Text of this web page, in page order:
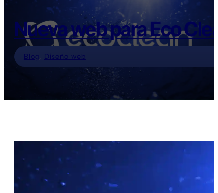
Nueva web para Eco
Blog, Diseño web
Índice
Tiempo de lectura estimado: 3 minutos